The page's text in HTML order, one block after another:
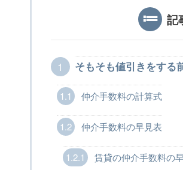
記
1 そもそも値引きをする
1.1 仲介手数料の計算式
1.2 仲介手数料の早見表
1.2.1 賃貸の仲介手数料の